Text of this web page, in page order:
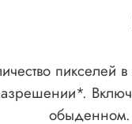
пикселей
обыденном.